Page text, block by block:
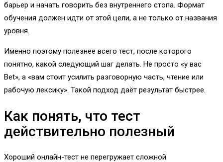
барьер и начать говорить без внутреннего стопа. Формат
обучения должен идти от этой цели, а не только от названия
уровня.
Именно поэтому полезнее всего тест, после которого
понятно, какой следующий шаг делать. Не просто «у вас
Bet», а «вам стоит усилить разговорную часть, чтение или
рабочую лексику». Такой подход даёт результат быстрее.
Как понять, что тест
действительно полезный
Хороший онлайн-тест не перегружает сложной